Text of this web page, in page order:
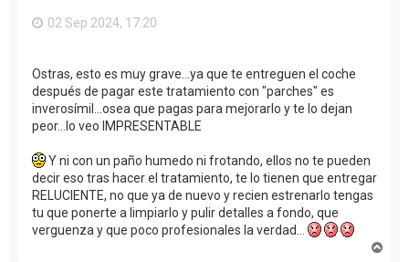
02 Sep 2024, 17:20
Ostras, esto es muy grave...ya que te entreguen el coche
después de pagar este tratamiento con "parches" es
inverosímil...osea que pagas para mejorarlo y te lo dejan
peor...lo veo IMPRESENTABLE
Y ni con un paño humedo ni frotando, ellos no te pueden
decir eso tras hacer el tratamiento, te lo tienen que entregar
RELUCIENTE, no que ya de nuevo y recien estrenarlo tengas
tu que ponerte a limpiarlo y pulir detalles a fondo, que
verguenza y que poco profesionales la verdad...